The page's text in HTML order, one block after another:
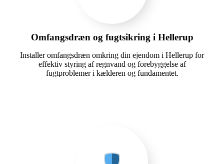
Omfangsdræn og fugtsikring i Hellerup
Installer omfangsdræn omkring din ejendom i Hellerup for
effektiv styring af regnvand og forebyggelse af
fugtproblemer i kælderen og fundamentet.